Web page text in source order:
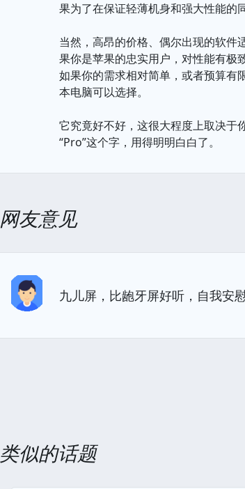
果为了在保证轻薄机身和强大性能的
当然，高昂的价格、偶尔出现的软件
果你是苹果的忠实用户，对性能有
如果你的需求相对简单，或者预算有
本电脑可以选择。
它究竟好不好，这很大程度上取决于
“Pro”这个字，用得明明白白了。
网友意见
九儿屏，比龅牙屏好听，自我安
类似的话题